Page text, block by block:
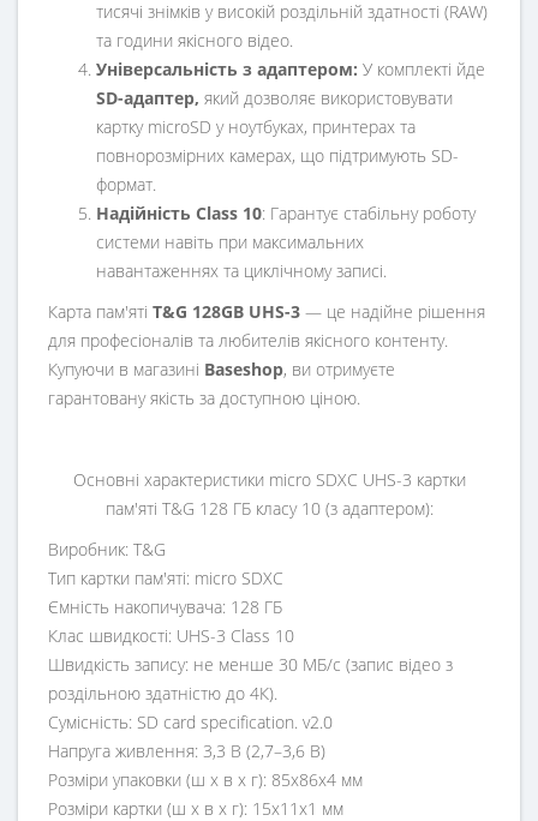
тисячі знімків у високій роздільній здатності (RAW)
та години якісного відео.
Універсальність з адаптером: У комплекті йде
SD-адаптер, який дозволяє використовувати
картку microSD у ноутбуках, принтерах та
повнорозмірних камерах, що підтримують SD-
формат.
Надійність Class 10: Гарантує стабільну роботу
системи навіть при максимальних
навантаженнях та циклічному записі.
Карта пам'яті T&G 128GB UHS-3 — це надійне рішення
для професіоналів та любителів якісного контенту.
Купуючи в магазині Baseshop, ви отримуєте
гарантовану якість за доступною ціною.
Основні характеристики micro SDXC UHS-3 картки
пам'яті T&G 128 ГБ класу 10 (з адаптером):
Виробник: T&G
Тип картки пам'яті: micro SDXC
Ємність накопичувача: 128 ГБ
Клас швидкості: UHS-3 Class 10
Швидкість запису: не менше 30 МБ/с (запис відео з
роздільною здатністю до 4К).
Сумісність: SD card specification. v2.0
Напруга живлення: 3,3 В (2,7–3,6 В)
Розміри упаковки (ш x в x г): 85x86x4 мм
Розміри картки (ш x в x г): 15x11x1 мм